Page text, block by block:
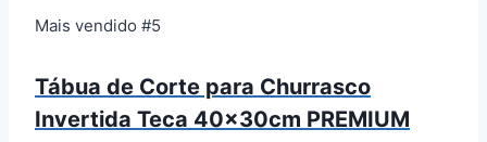
Mais vendido #5
Tábua de Corte para Churrasco
Invertida Teca 40x30cm PREMIUM